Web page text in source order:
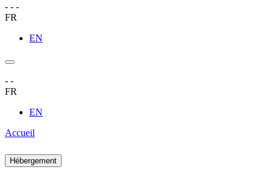
- - -
FR
EN
- -
FR
EN
Accueil
Hébergement